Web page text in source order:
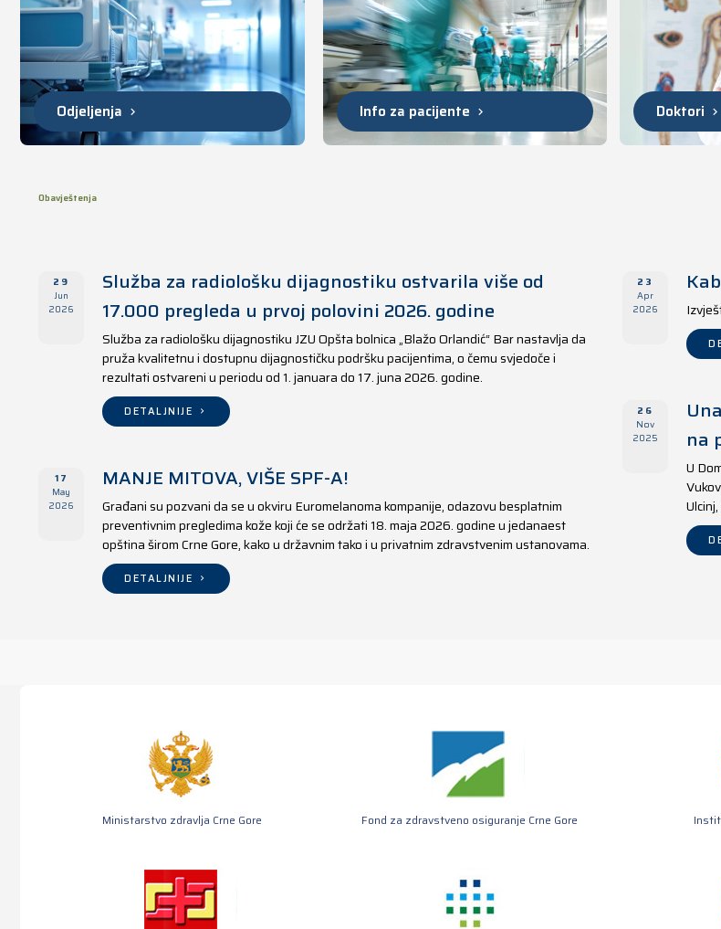
Odjeljenja Info za pacijente Doktori
Obavještenja
29
Jun
2026
Služba za radiološku dijagnostiku ostvarila više od
17.000 pregleda u prvoj polovini 2026. godine
Služba za radiološku dijagnostiku JZU Opšta bolnica „Blažo Orlandić“ Bar nastavlja da
pruža kvalitetnu i dostupnu dijagnostičku podršku pacijentima, o čemu svjedoče i
rezultati ostvareni u periodu od 1. januara do 17. juna 2026. godine.
DETALJNIJE
17
May
2026
MANJE MITOVA, VIŠE SPF-A!
Građani su pozvani da se u okviru Euromelanoma kompanije, odazovu besplatnim
preventivnim pregledima kože koji će se održati 18. maja 2026. godine u jedanaest
opština širom Crne Gore, kako u državnim tako i u privatnim zdravstvenim ustanovama.
DETALJNIJE
23
Apr
2026
26
Nov
2025
na
U
Ministarstvo zdravlja Crne Gore Fond za zdravstveno osiguranje Crne Gore